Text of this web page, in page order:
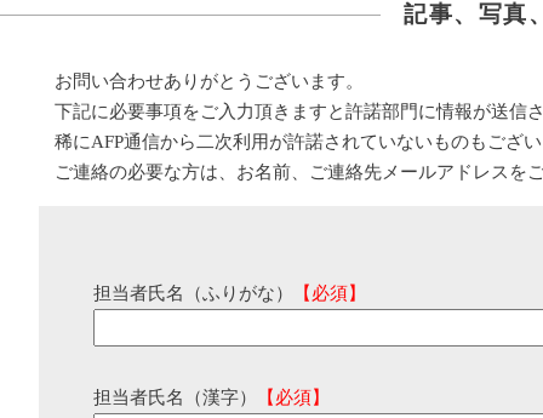
記事、写真
お問い合わせありがとうございます。
下記に必要事項をご入力頂きますと許諾部門に情報が送信
稀にAFP通信から二次利用が許諾されていないものもござ
ご連絡の必要な方は、お名前、ご連絡先メールアドレスを
担当者氏名（ふりがな） 【必須】
担当者氏名（漢字） 【必須】